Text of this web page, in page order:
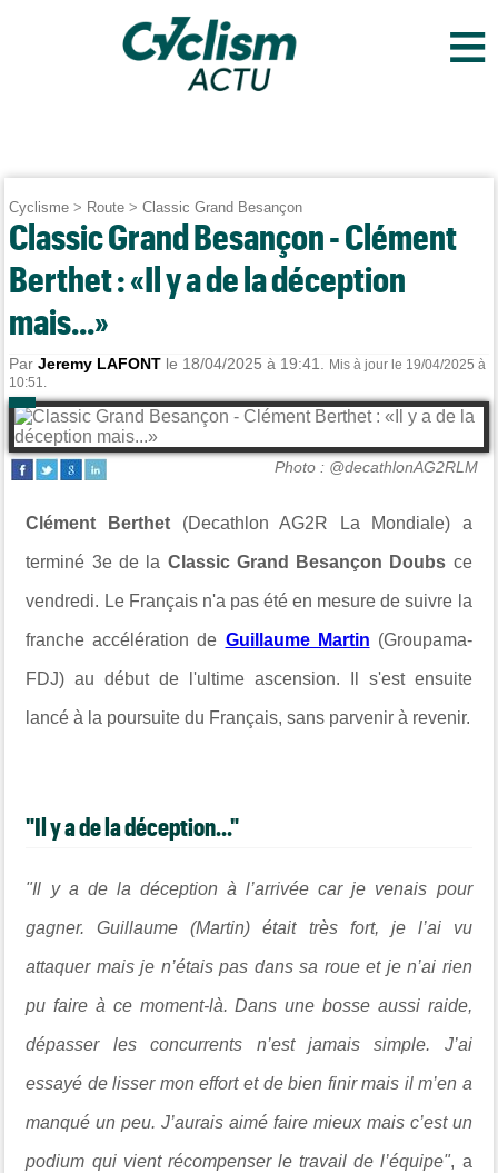
≡
Cyclisme > Route >Classic Grand Besançon
Classic Grand Besançon - Clément
Berthet : «Il y a de la déception
mais...»
ParJeremy LAFONT le 18/04/2025 à 19:41.
Mis à jour le 19/04/2025 à
10:51.
Photo : @decathlonAG2RLM
Clément Berthet (Decathlon AG2R La Mondiale) a
terminé 3e de la Classic Grand Besançon Doubs ce
vendredi. Le Français n'a pas été en mesure de suivre la
franche accélération de Guillaume Martin (Groupama-
FDJ) au début de l'ultime ascension. Il s'est ensuite
lancé à la poursuite du Français, sans parvenir à revenir.
"Il y a de la déception..."
"Il y a de la déception à l’arrivée car je venais pour
gagner. Guillaume (Martin) était très fort, je l’ai vu
attaquer mais je n’étais pas dans sa roue et je n’ai rien
pu faire à ce moment-là. Dans une bosse aussi raide,
dépasser les concurrents n’est jamais simple. J’ai
essayé de lisser mon effort et de bien finir mais il m’en a
manqué un peu. J’aurais aimé faire mieux mais c’est un
podium qui vient récompenser le travail de l’équipe", a